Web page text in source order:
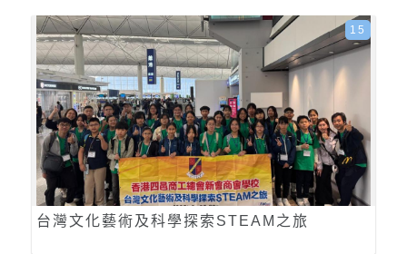
台灣文化藝術及科學探索STEAM之旅
15